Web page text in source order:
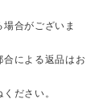
合がございま
による返品はお
ださい。